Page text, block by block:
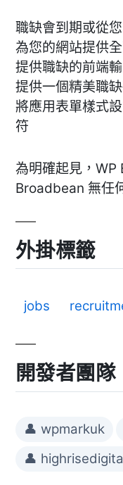
職缺會到期或從
為您的網站提供
提供職缺的前端
提供一個精美職
將應用表單樣式
符
為明確起見，
Broadbean 無任
外掛標籤
jobs
開發者團隊
👤 wpmarkuk
👤